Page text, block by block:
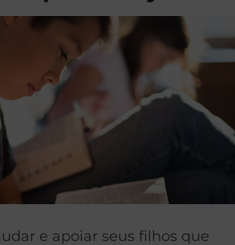
e apoiar seus filhos que